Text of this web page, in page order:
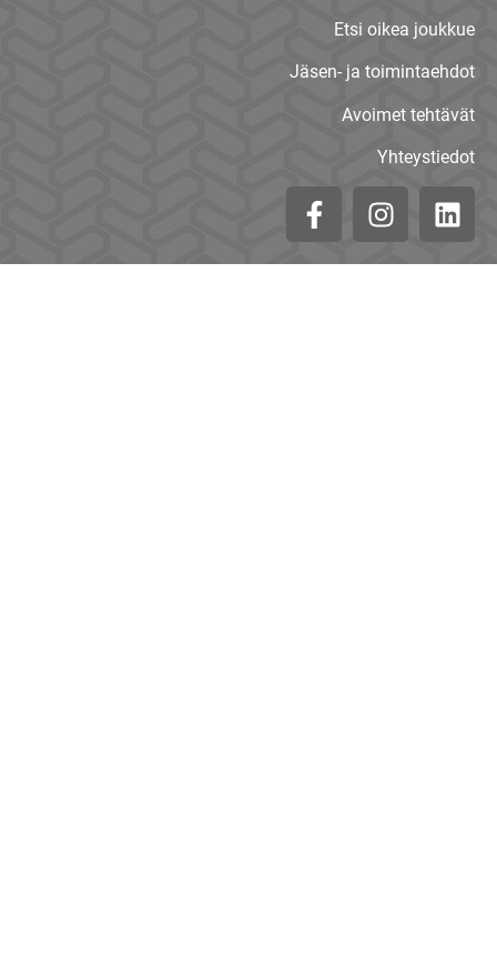
Etsi oikea joukkue
Jäsen- ja toimintaehdot
Avoimet tehtävät
Yhteystiedot